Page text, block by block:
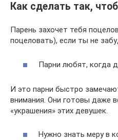
Как сделать так,
Парень захочет тебя
поцеловать), если ты не
Парни любят, когда
И это парни быстро
внимания. Они готовы даже
«украшения» этих девушек.
Нужно знать меру в